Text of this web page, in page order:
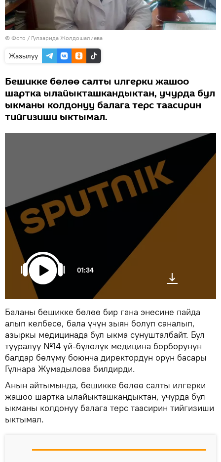
© Фото / Гулзарида Жолдошалиева
Жазылуу
Бешикке бөлөө салты илгерки жашоо
шартка ылайыкташкандыктан, учурда бул
ыкманы колдонуу балага терс таасирин
тийгизиши ыктымал.
01:34
Баланы бешикке бөлөө бир гана энесине пайда
алып келбесе, бала үчүн зыян болуп саналып,
азыркы медицинада бул ыкма сунушталбайт. Бул
тууралуу №14 үй-бүлөлүк медицина борборунун
балдар бөлүмү боюнча директордун орун басары
Гүлнара Жумадылова билдирди.
Анын айтымында, бешикке бөлөө салты илгерки
жашоо шартка ылайыкташкандыктан, учурда бул
ыкманы колдонуу балага терс таасирин тийгизиши
ыктымал.